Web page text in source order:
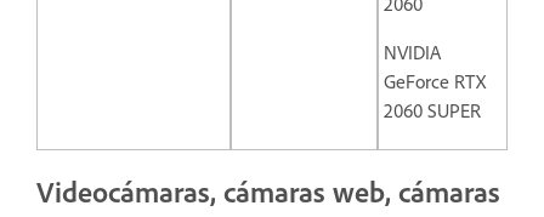
NVIDIA
GeForce RTX
2060 SUPER
Videocámaras, cámaras web, cámaras